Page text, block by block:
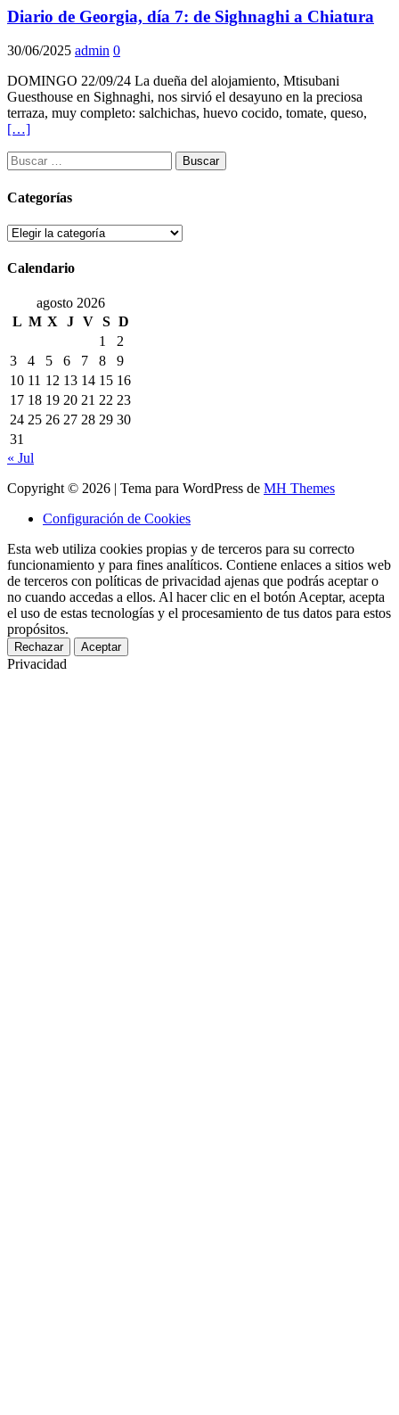
Diario de Georgia, día 7: de Sighnaghi a Chiatura
30/06/2025 admin 0
DOMINGO 22/09/24 La dueña del alojamiento, Mtisubani
Guesthouse en Sighnaghi, nos sirvió el desayuno en la preciosa
terraza, muy completo: salchichas, huevo cocido, tomate, queso,
[…]
Buscar:
Categorías
Categorías
Calendario
agosto 2026
L M X J V S D
1
2
3
4 5 6 7 8
9
10 11 12 13 14 15 16
17 18 19 20 21 22 23
24 25 26 27 28 29 30
31
« Jul
Copyright © 2026 | Tema para WordPress de MH Themes
Configuración de Cookies
Esta web utiliza cookies propias y de terceros para su correcto
funcionamiento y para fines analíticos. Contiene enlaces a sitios web
de terceros con políticas de privacidad ajenas que podrás aceptar o
no cuando accedas a ellos. Al hacer clic en el botón Aceptar, acepta
el uso de estas tecnologías y el procesamiento de tus datos para estos
propósitos.
Rechazar Aceptar
Privacidad